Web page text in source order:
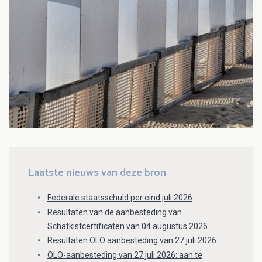
Laatste nieuws van deze bron
Federale staatsschuld per eind juli 2026
Resultaten van de aanbesteding van
Schatkistcertificaten van 04 augustus 2026
Resultaten OLO aanbesteding van 27 juli 2026
OLO-aanbesteding van 27 juli 2026: aan te